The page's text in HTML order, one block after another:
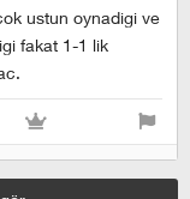
ustun oynadigi ve
fakat 1-1 lik